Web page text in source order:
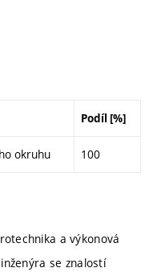
Podíl [%]
okruhu 100
a výkonová
se znalostí